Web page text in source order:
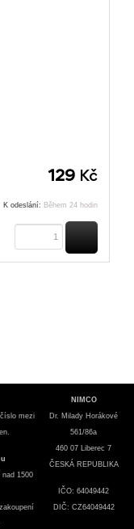
129 Kč
K odeslání: Během 24 hodin
mezi
1500
NIMCO
Dr. Milady Horákové
561/86a
460 07 Liberec 7
ČESKÁ REPUBLIKA
IČO: 64049442
DIČ: CZ64049442